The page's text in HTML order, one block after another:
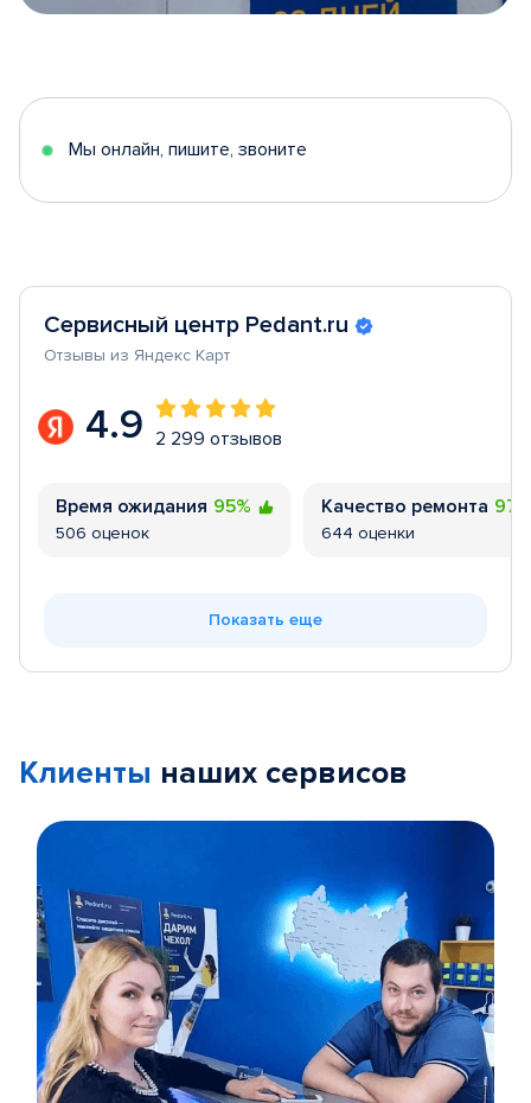
5
Мы онлайн, пишите, звоните
Сервисный центр Pedant.ru
Отзывы из Яндекс Карт
4.9 2 299 отзывов
Время ожидания 95%
506 оценок
Качество ремонта
644 оценки
Показать еще
Клиенты наших сервисов